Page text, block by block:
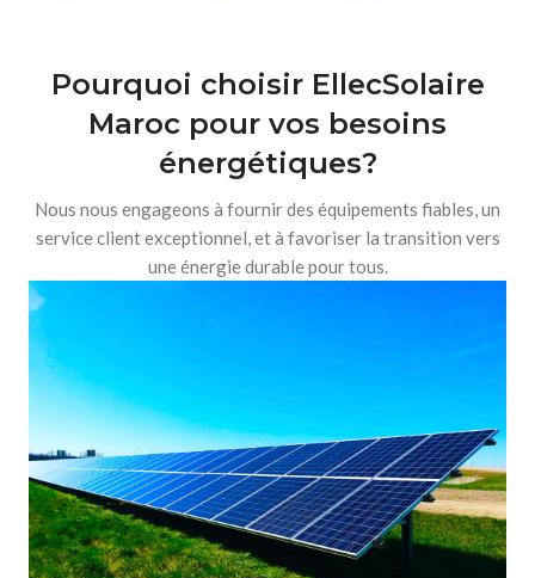
Pourquoi choisir EllecSolaire
Maroc pour vos besoins
énergétiques?
Nous nous engageons à fournir des équipements fiables, un
service client exceptionnel, et à favoriser la transition vers
une énergie durable pour tous.